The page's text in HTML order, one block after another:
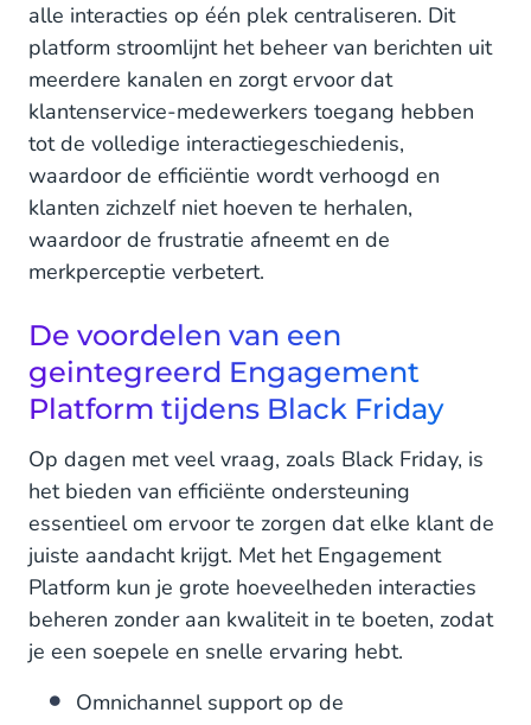
alle interacties op één plek centraliseren. Dit
platform stroomlijnt het beheer van berichten uit
meerdere kanalen en zorgt ervoor dat
klantenservice-medewerkers toegang hebben
tot de volledige interactiegeschiedenis,
waardoor de efficiëntie wordt verhoogd en
klanten zichzelf niet hoeven te herhalen,
waardoor de frustratie afneemt en de
merkperceptie verbetert.
De voordelen van een
geintegreerd Engagement
Platform tijdens Black Friday
Op dagen met veel vraag, zoals Black Friday, is
het bieden van efficiënte ondersteuning
essentieel om ervoor te zorgen dat elke klant de
juiste aandacht krijgt. Met het Engagement
Platform kun je grote hoeveelheden interacties
beheren zonder aan kwaliteit in te boeten, zodat
je een soepele en snelle ervaring hebt.
Omnichannel support op de